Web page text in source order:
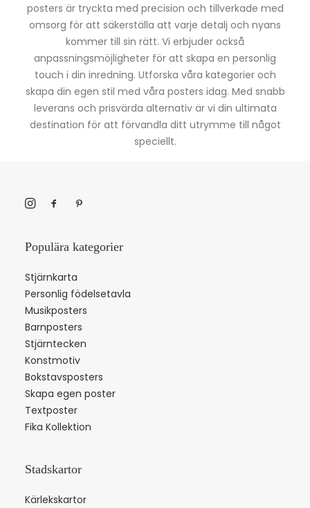
posters är tryckta med precision och tillverkade med
omsorg för att säkerställa att varje detalj och nyans
kommer till sin rätt. Vi erbjuder också
anpassningsmöjligheter för att skapa en personlig
touch i din inredning. Utforska våra kategorier och
skapa din egen stil med våra posters idag. Med snabb
leverans och prisvärda alternativ är vi din ultimata
destination för att förvandla ditt utrymme till något
speciellt.
Populära kategorier
Stjärnkarta
Personlig födelsetavla
Musikposters
Barnposters
Stjärntecken
Konstmotiv
Bokstavsposters
Skapa egen poster
Textposter
Fika Kollektion
Stadskartor
Kärlekskartor